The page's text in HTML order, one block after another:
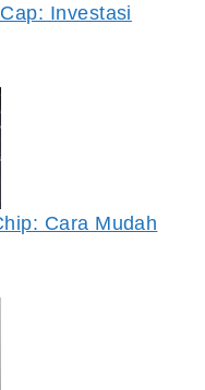
Investasi
Cara Mudah